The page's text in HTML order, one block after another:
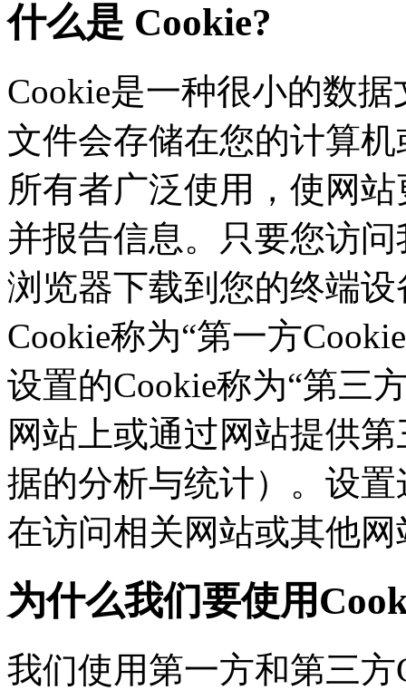
什么是 Cookie?
Cookie是一种很小的数据文
文件会存储在您的计算
所有者广泛使用，使网
并报告信息。只要您访问
浏览器下载到您的终端设
Cookie称为“第一方
设置的Cookie称为“第三
网站上或通过网站提供第
据的分析与统计）。设
在访问相关网站或其他
为什么我们要使用
我们使用第一方和第三